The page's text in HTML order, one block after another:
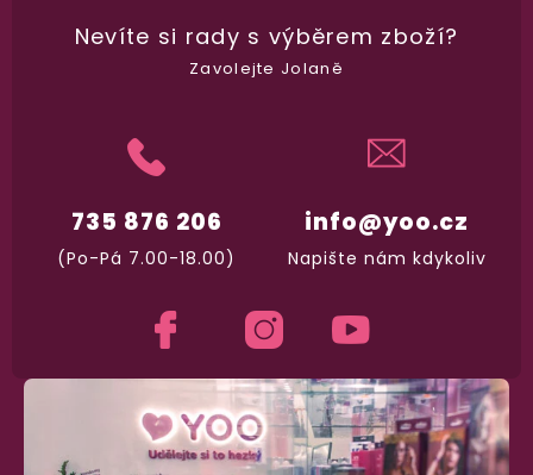
Dodání do 2. dne
Na rychlosti záleží! Vše důležité máme
Garance vrácení peněz
Máte30 dní na bezplatné vrácení zboží
info@yoo.cz
Napište nám kdykoliv
735 876 206
(Po-Pá 7.00-18.00)
Nevíte si rady s výběrem zboží?
Zavolejte Jolaně